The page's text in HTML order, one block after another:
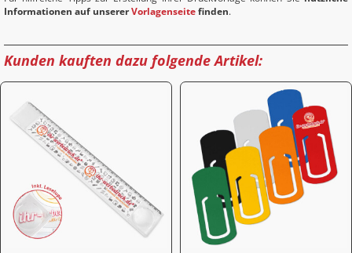
Informationen auf unsererVorlagenseitefinden.
Kunden kauften dazu folgende Artikel: